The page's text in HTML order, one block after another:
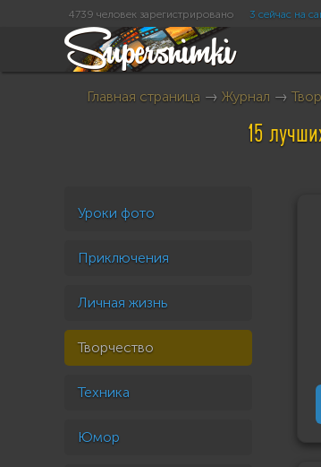
4739 человек зарегистрировано 3 сейчас на
Главная страница → Журнал →
15
Уроки фото
Приключения
Личная жизнь
Творчество
Техника
Юмор